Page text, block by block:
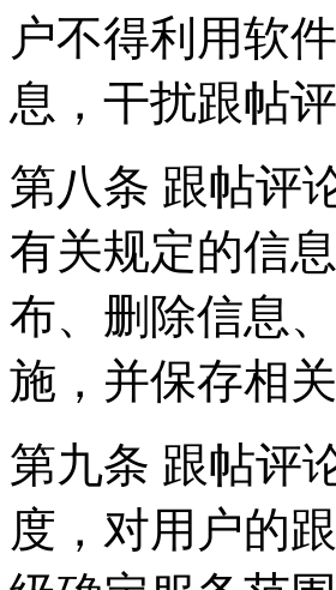
户不得利用软
息，干扰跟帖
第八条 跟帖评
有关规定的信
布、删除信息
施，并保存相关
第九条 跟帖评
度，对用户的